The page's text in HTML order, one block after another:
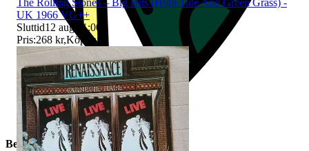
Beskrivning
The Rolling Stones – Big Hits (High Tide And Green Grass) -
UK 1966 VG++
Sluttid12 aug 11:00
Pris:268 kr,Köp nu